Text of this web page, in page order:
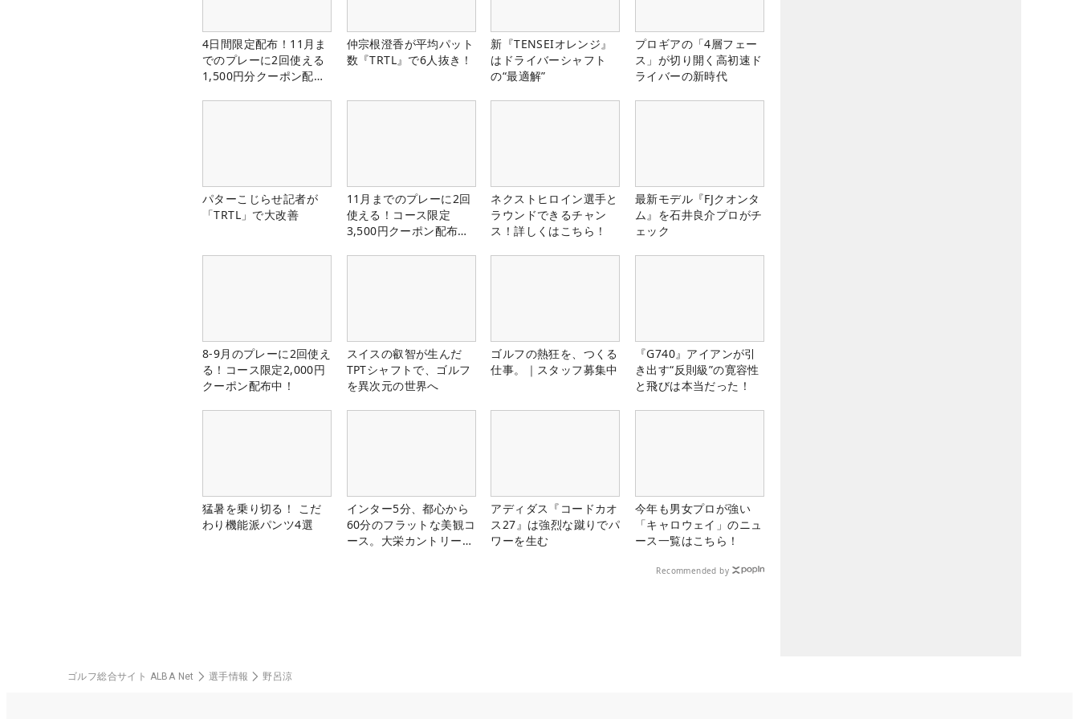
4日間限定配布！11月ま
でのプレーに2回使える
1,500円分クーポン配布
仲宗根澄香が平均パット
数『TRTL』で6人抜き！
新『TENSEIオレンジ』
はドライバーシャフト
の“最適解”
プロギアの「4層フェー
ス」が切り開く高初速ド
ライバーの新時代
パターこじらせ記者が
「TRTL」で大改善
11月までのプレーに2回
使える！コース限定
3,500円クーポン配布
ネクストヒロイン選手と
ラウンドできるチャン
ス！詳しくはこちら！
最新モデル『FJクオンタ
ム』を石井良介プロがチ
ェック
8-9月のプレーに2回使え
る！コース限定2,000円
クーポン配布中！
スイスの叡智が生んだ
TPTシャフトで、ゴルフ
を異次元の世界へ
ゴルフの熱狂を、つくる
仕事。｜スタッフ募集中
『G740』アイアンが引
き出す“反則級”の寛容性
と飛びは本当だった！
猛暑を乗り切る！ こだ
わり機能派パンツ4選
インター5分、都心から
60分のフラットな美観コ
ース。大栄カントリー俱
アディダス『コードカオ
ス27』は強烈な蹴りでパ
ワーを生む
今年も男女プロが強い
「キャロウェイ」のニュ
ース一覧はこちら！
Recommended by
ゴルフ総合サイト ALBA Net 選手情報 野呂涼